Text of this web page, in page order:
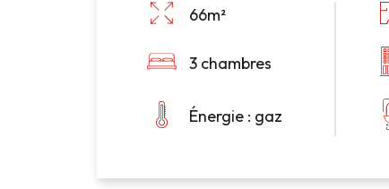
66m²
3 chambres
Énergie : gaz